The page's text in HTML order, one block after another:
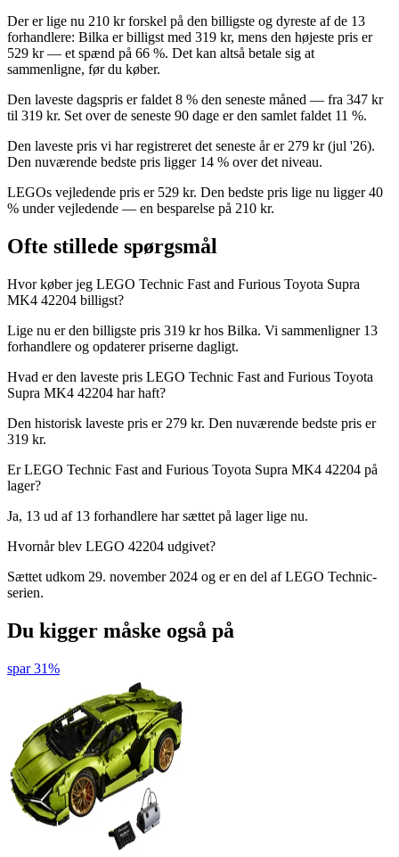
Der er lige nu 210 kr forskel på den billigste og dyreste af de 13
forhandlere: Bilka er billigst med 319 kr, mens den højeste pris er
529 kr — et spænd på 66 %. Det kan altså betale sig at
sammenligne, før du køber.
Den laveste dagspris er faldet 8 % den seneste måned — fra 347 kr
til 319 kr. Set over de seneste 90 dage er den samlet faldet 11 %.
Den laveste pris vi har registreret det seneste år er 279 kr (jul '26).
Den nuværende bedste pris ligger 14 % over det niveau.
LEGOs vejledende pris er 529 kr. Den bedste pris lige nu ligger 40
% under vejledende — en besparelse på 210 kr.
Ofte stillede spørgsmål
Hvor køber jeg LEGO Technic Fast and Furious Toyota Supra
MK4 42204 billigst?
Lige nu er den billigste pris 319 kr hos Bilka. Vi sammenligner 13
forhandlere og opdaterer priserne dagligt.
Hvad er den laveste pris LEGO Technic Fast and Furious Toyota
Supra MK4 42204 har haft?
Den historisk laveste pris er 279 kr. Den nuværende bedste pris er
319 kr.
Er LEGO Technic Fast and Furious Toyota Supra MK4 42204 på
lager?
Ja, 13 ud af 13 forhandlere har sættet på lager lige nu.
Hvornår blev LEGO 42204 udgivet?
Sættet udkom 29. november 2024 og er en del af LEGO Technic-
serien.
Du kigger måske også på
spar 31%